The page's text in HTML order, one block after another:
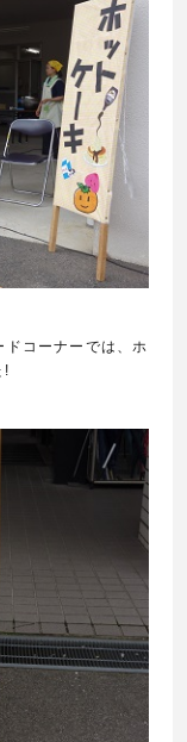
コーナーでは、ホ
!